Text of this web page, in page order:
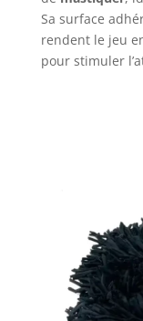
Sa surface
rendent le jeu
pour stimuler